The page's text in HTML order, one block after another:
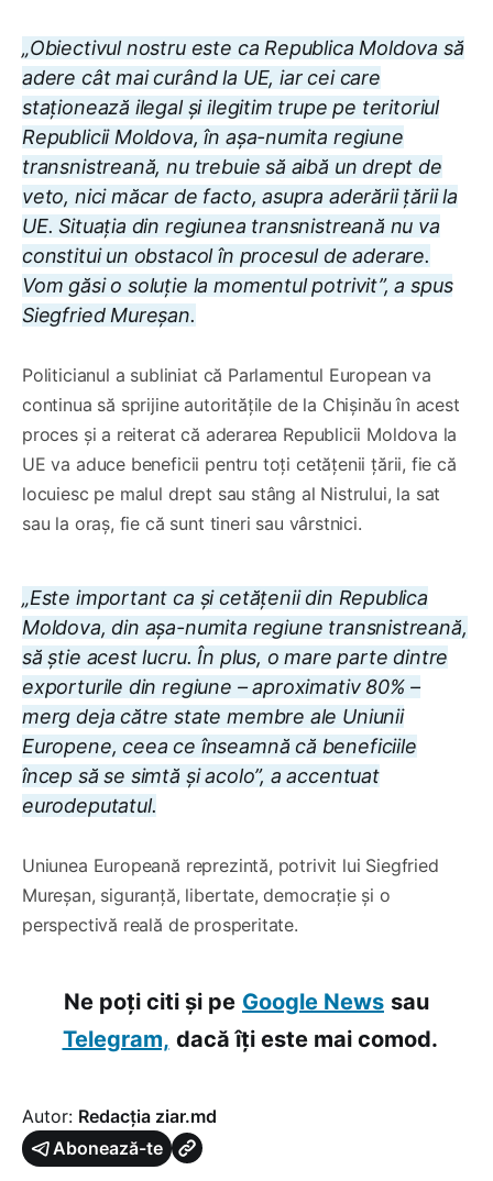
„Obiectivul nostru este ca Republica Moldova să
adere cât mai curând la UE, iar cei care
staționează ilegal și ilegitim trupe pe teritoriul
Republicii Moldova, în așa-numita regiune
transnistreană, nu trebuie să aibă un drept de
veto, nici măcar de facto, asupra aderării țării la
UE. Situația din regiunea transnistreană nu va
constitui un obstacol în procesul de aderare.
Vom găsi o soluție la momentul potrivit”, a spus
Siegfried Mureșan.
Politicianul a subliniat că Parlamentul European va
continua să sprijine autoritățile de la Chișinău în acest
proces și a reiterat că aderarea Republicii Moldova la
UE va aduce beneficii pentru toți cetățenii țării, fie că
locuiesc pe malul drept sau stâng al Nistrului, la sat
sau la oraș, fie că sunt tineri sau vârstnici.
„Este important ca și cetățenii din Republica
Moldova, din așa-numita regiune transnistreană,
să știe acest lucru. În plus, o mare parte dintre
exporturile din regiune – aproximativ 80% –
merg deja către state membre ale Uniunii
Europene, ceea ce înseamnă că beneficiile
încep să se simtă și acolo”, a accentuat
eurodeputatul.
Uniunea Europeană reprezintă, potrivit lui Siegfried
Mureșan, siguranță, libertate, democrație și o
perspectivă reală de prosperitate.
Ne poți citi și pe Google News sau
Telegram, dacă îți este mai comod.
Autor: Redacția ziar.md
Abonează-te